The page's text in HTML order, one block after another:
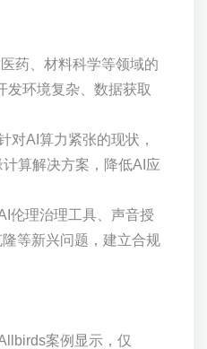
药、材料科学等领域的
发环境复杂、数据获取
对AI算力紧张的现状，
算解决方案，降低AI应
伦理治理工具、声音授
等新兴问题，建立合规
案例显示，仅